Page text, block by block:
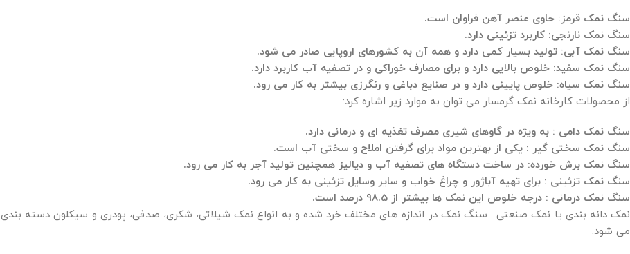
سنگ نمک قرمز: حاوی عنصر آهن فراوان است.
سنگ نمک نارنجی: کاربرد تزئینی دارد.
سنگ نمک آبی: تولید بسیار کمی دارد و همه آن به کشورهای اروپایی صادر می شود.
سنگ نمک سفید: خلوص بالایی دارد و برای مصارف خوراکی و در تصفیه آب کاربرد دارد.
سنگ نمک سیاه: خلوص پایینی دارد و در صنایع دباغی و رنگرزی بیشتر به کار می رود.
از محصولات کارخانه نمک گرمسار می توان به موارد زیر اشاره کرد:
سنگ نمک دامی : به ویژه در گاوهای شیری مصرف تغذیه ای و درمانی دارد.
سنگ نمک سختی گیر : یکی از بهترین مواد برای گرفتن املاح و سختی آب است.
سنگ نمک برش خورده: در ساخت دستگاه های تصفیه آب و دیالیز همچنین تولید آجر به کار می رود.
سنگ نمک تزئینی : برای تهیه آباژور و چراغ خواب و سایر وسایل تزئینی به کار می رود.
سنگ نمک درمانی : درجه خلوص این نمک ها بیشتر از 98.5 درصد است.
نمک دانه بندی یا نمک صنعتی : سنگ نمک در اندازه های مختلف خرد شده و به انواع نمک شیلاتی، شکری، صدفی، پودری و سیکلون دسته بندی
می شود.